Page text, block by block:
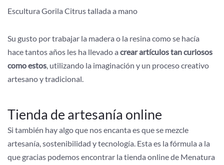
Escultura Gorila Citrus tallada a mano
Su gusto por trabajar la madera o la resina como se hacía
hace tantos años les ha llevado a crear artículos tan curiosos
como estos, utilizando la imaginación y un proceso creativo
artesano y tradicional.
Tienda de artesanía online
Si también hay algo que nos encanta es que se mezcle
artesanía, sostenibilidad y tecnología. Esta es la fórmula a la
que gracias podemos encontrar la tienda online de Menatura